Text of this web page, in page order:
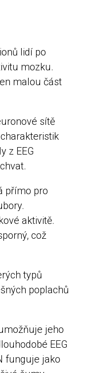
lidí po
mozku.
malou část
sítě
z EEG
přímo pro
aktivitě.
což
typů
poplachů
jeho
EEG
funguje jako